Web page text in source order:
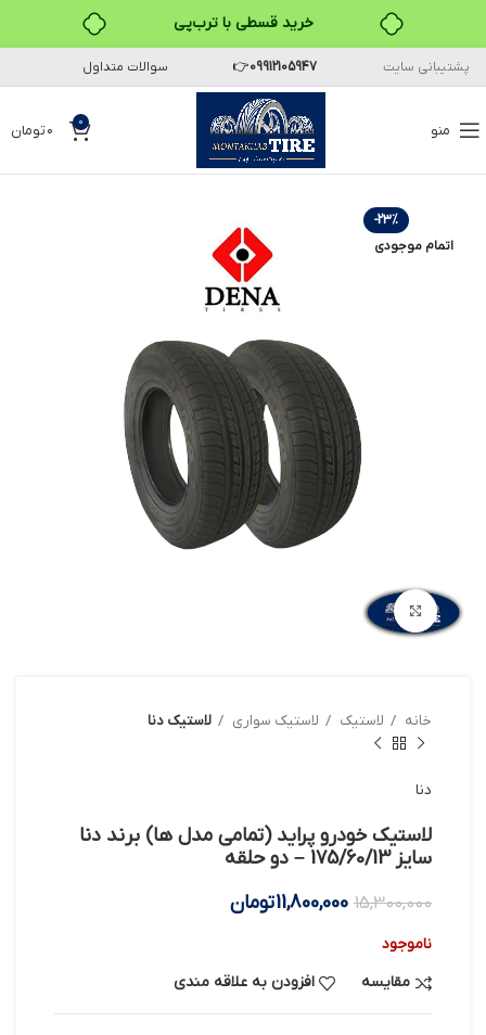
خرید قسطی با ترب‌پی
۴ قسط، بدون کارمزد
بدون ضامن، بدون سود
خرید قسطی با ترب‌پی
پشتیبانی سایت 09912105947
👉 سوالات متداول
منو 0
0تومان
-23%
اتمام موجودی
بزرگنمایی تصویر
خانه لاستیک لاستیک سواری لاستیک دنا
دنا
لاستیک خودرو پراید (تمامی مدل ها) برند دنا
سایز 175/60/13 – دو حلقه
15,300,000
11,800,000تومان
ناموجود
مقایسه
افزودن به علاقه مندی